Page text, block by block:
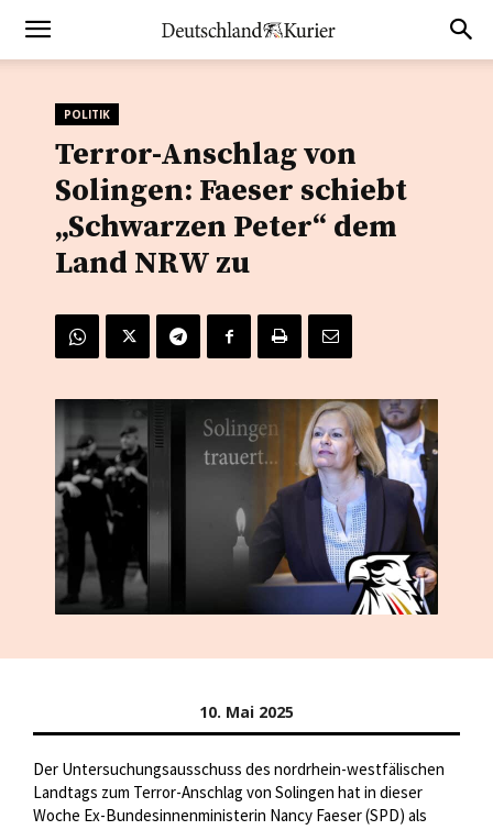
POLITIK
Terror-Anschlag von
Solingen: Faeser schiebt
„Schwarzen Peter“ dem
Land NRW zu
10. Mai 2025
Der Untersuchungsausschuss des nordrhein-westfälischen
Landtags zum Terror-Anschlag von Solingen hat in dieser
Woche Ex-Bundesinnenministerin Nancy Faeser (SPD) als